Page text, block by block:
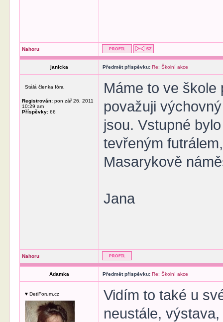
Nahoru
janicka Předmět příspěvku: Re: Školní akce
Stálá členka fóra
Registrován: pon zář 26, 2011
10:29 am
Příspěvky: 66
Máme to ve škole
považuji
jsou. Vstupné
tevřeným
Masarykově
Jana
Nahoru
Adamka Předmět příspěvku: Re: Školní akce
♥ DetiForum.cz
Vidím to také u
neustále,